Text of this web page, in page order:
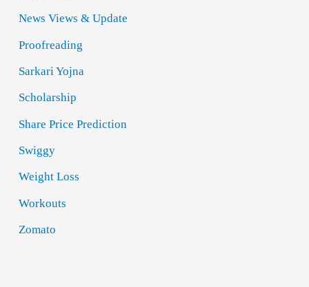
News Views & Update
Proofreading
Sarkari Yojna
Scholarship
Share Price Prediction
Swiggy
Weight Loss
Workouts
Zomato